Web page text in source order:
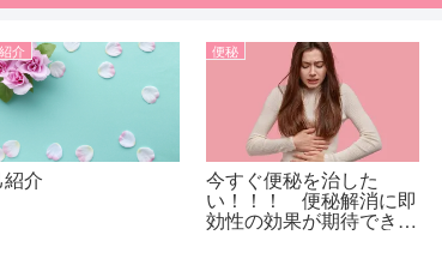
介
紹介
便秘
今すぐ便秘を治した
い！！！ 便秘解消に即
効性の効果が期待できる